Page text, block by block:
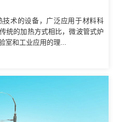
术的设备，广泛应用于材料科
统的加热方式相比，微波管式炉
室和工业应用的理...